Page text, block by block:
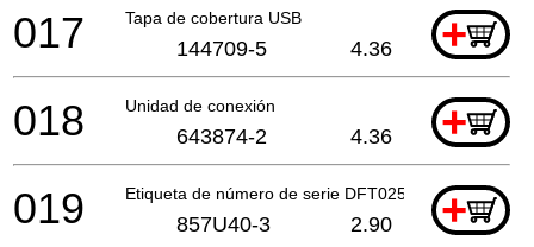
Tapa de cobertura USB +
017 144709-5 4.36
Unidad de conexión +
018 643874-2 4.36
Etiqueta de número de serie DFT025F +
019 857U40-3 2.90